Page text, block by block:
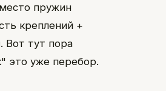
пружин
креплений +
Вот тут пора
это уже перебор.